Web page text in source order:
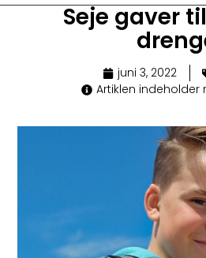
Seje gaver
juni 3, 2022
Artiklen indeholder